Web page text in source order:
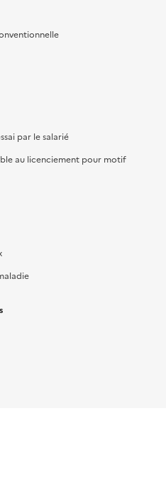
par le salarié
au licenciement pour motif